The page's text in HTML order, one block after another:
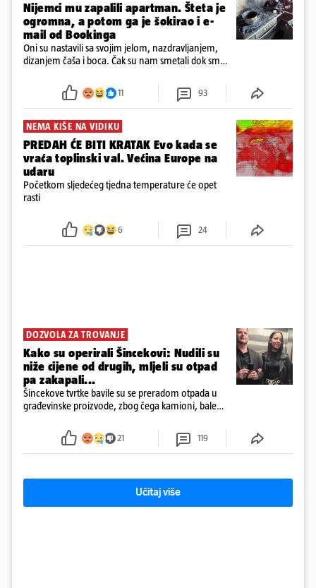
Nijemci mu zapalili apartman. Šteta je
ogromna, a potom ga je šokirao i e-
mail od Bookinga
Oni su nastavili sa svojim jelom, nazdravljanjem,
dizanjem čaša i boca. Čak su nam smetali dok smo
požar, rekao je vlasnik
11 93
NEMA KIŠE NA VIDIKU
PREDAH ĆE BITI KRATAK Evo kada se
vraća toplinski val. Većina Europe na
udaru
Početkom sljedećeg tjedna temperature će opet
rasti
6 24
DOZVOLA ZA TROVANJE
Kako su operirali Šincekovi: Nudili su
niže cijene od drugih, mljeli su otpad
pa zakapali...
Šincekove tvrtke bavile su se preradom otpada u
građevinske proizvode, zbog čega kamioni, bale
21 119
Učitaj više